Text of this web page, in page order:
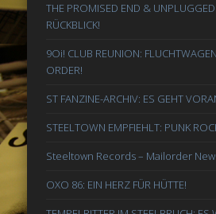
THE PROMISED END & UNPLUGGED
RÜCKBLICK!
9Oi! CLUB REUNION:
ORDER!
ST FANZINE-ARCHIV: ES GEHT
STEELTOWN EMPFIEHLT: PUNK
Steeltown Records – Mailorder
OXO 86: EIN HERZ FÜR HÜTTE!